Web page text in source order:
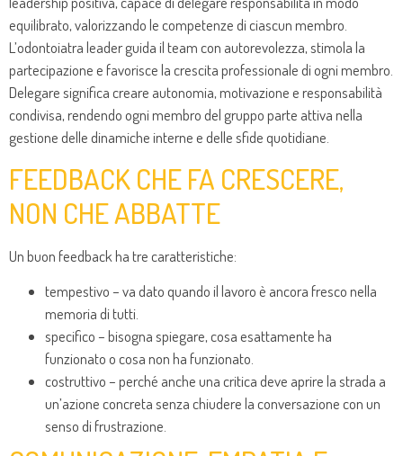
equilibrato, valorizzando le competenze di ciascun membro.
L’odontoiatra leader guida il team con autorevolezza, stimola la
partecipazione e favorisce la crescita professionale di ogni membro.
Delegare significa creare autonomia, motivazione e responsabilità
condivisa, rendendo ogni membro del gruppo parte attiva nella
gestione delle dinamiche interne e delle sfide quotidiane.
FEEDBACK CHE FA CRESCERE,
NON CHE ABBATTE
Un buon feedback ha tre caratteristiche:
tempestivo – va dato quando il lavoro è ancora fresco nella
memoria di tutti.
specifico – bisogna spiegare, cosa esattamente ha
funzionato o cosa non ha funzionato.
costruttivo – perché anche una critica deve aprire la strada a
un’azione concreta senza chiudere la conversazione con un
senso di frustrazione.